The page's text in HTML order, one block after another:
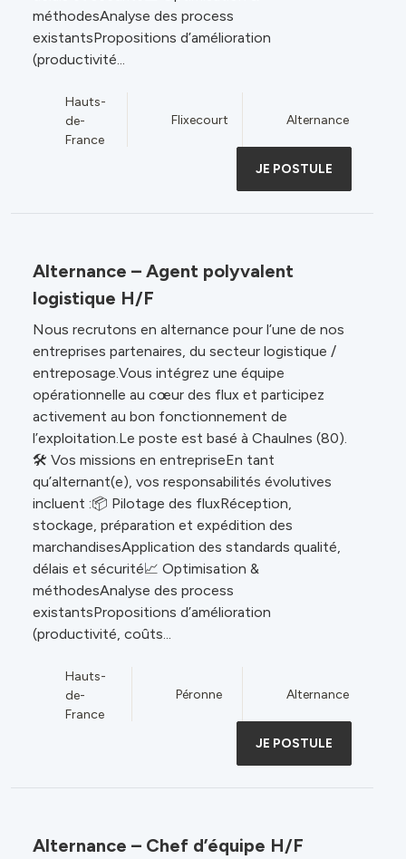
méthodesAnalyse des process
existantsPropositions d’amélioration
(productivité...
Hauts-
de-
France
Flixecourt Alternance
JE POSTULE
Alternance – Agent polyvalent
logistique H/F
Nous recrutons en alternance pour l’une de nos
entreprises partenaires, du secteur logistique /
entreposage.Vous intégrez une équipe
opérationnelle au cœur des flux et participez
activement au bon fonctionnement de
l’exploitation.Le poste est basé à Chaulnes (80).
🛠️ Vos missions en entrepriseEn tant
qu’alternant(e), vos responsabilités évolutives
incluent :📦 Pilotage des fluxRéception,
stockage, préparation et expédition des
marchandisesApplication des standards qualité,
délais et sécurité📈 Optimisation &
méthodesAnalyse des process
existantsPropositions d’amélioration
(productivité, coûts...
Hauts-
de-
France
Péronne Alternance
JE POSTULE
Alternance – Chef d’équipe H/F